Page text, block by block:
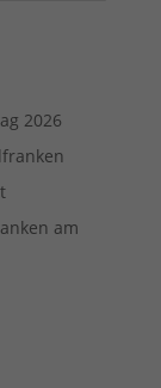
2026
am